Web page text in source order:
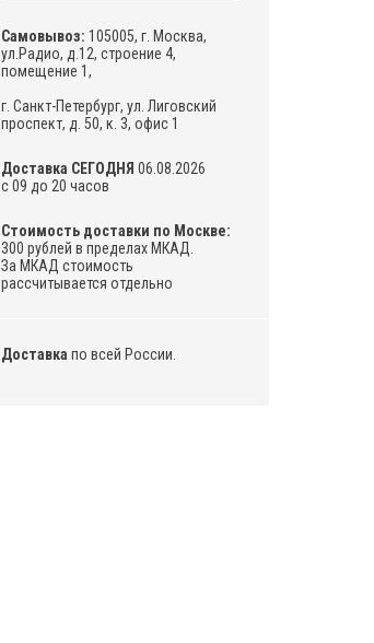
Самовывоз: 105005, г. Москва,
ул.Радио, д.12, строение 4,
помещение 1,
г. Санкт-Петербург, ул. Лиговский
проспект, д. 50, к. 3, офис 1
Доставка СЕГОДНЯ 06.08.2026
с 09 до 20 часов
Стоимость доставки по Москве:
300 рублей в пределах МКАД.
За МКАД стоимость
рассчитывается отдельно
Доставка по всей России.